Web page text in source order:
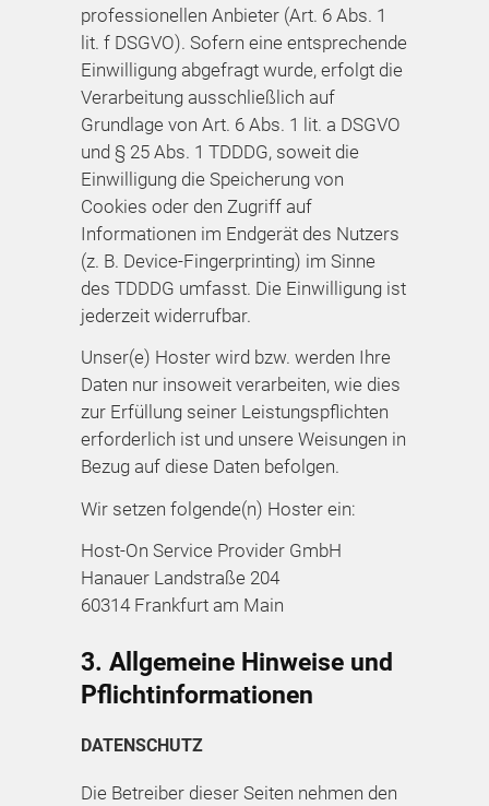
professionellen Anbieter (Art. 6 Abs. 1
lit. f DSGVO). Sofern eine entsprechende
Einwilligung abgefragt wurde, erfolgt die
Verarbeitung ausschließlich auf
Grundlage von Art. 6 Abs. 1 lit. a DSGVO
und § 25 Abs. 1 TDDDG, soweit die
Einwilligung die Speicherung von
Cookies oder den Zugriff auf
Informationen im Endgerät des Nutzers
(z. B. Device-Fingerprinting) im Sinne
des TDDDG umfasst. Die Einwilligung ist
jederzeit widerrufbar.
Unser(e) Hoster wird bzw. werden Ihre
Daten nur insoweit verarbeiten, wie dies
zur Erfüllung seiner Leistungspflichten
erforderlich ist und unsere Weisungen in
Bezug auf diese Daten befolgen.
Wir setzen folgende(n) Hoster ein:
Host-On Service Provider GmbH
Hanauer Landstraße 204
60314 Frankfurt am Main
3. Allgemeine Hinweise und
Pflicht­informationen
DATENSCHUTZ
Die Betreiber dieser Seiten nehmen den